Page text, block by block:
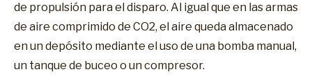
de propulsión para el disparo. Al igual que en las armas
de aire comprimido de CO2, el aire queda almacenado
en un depósito mediante el uso de una bomba manual,
un tanque de buceo o un compresor.